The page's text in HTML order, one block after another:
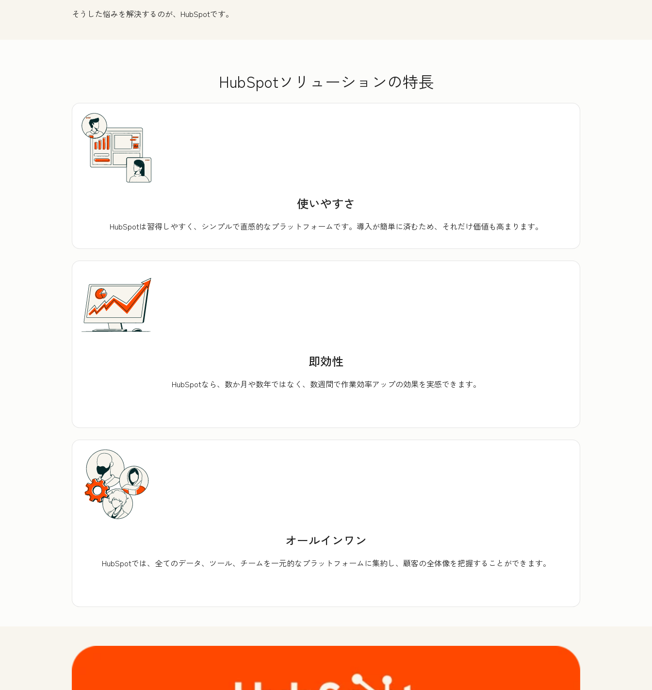
そうした悩みを解決するのが、HubSpotです。
HubSpotソリューションの特長
使いやすさ
HubSpotは習得しやすく、シンプルで直感的なプラットフォームです。導入が簡単に済むため、それだけ価値も高まります。
即効性
HubSpotなら、数か月や数年ではなく、数週間で作業効率アップの効果を実感できます。
オールインワン
HubSpotでは、全てのデータ、ツール、チームを一元的なプラットフォームに集約し、顧客の全体像を把握することができます。